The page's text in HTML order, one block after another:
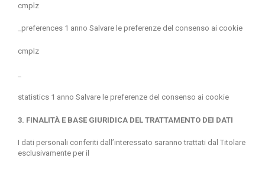
cmplz
_preferences 1 anno Salvare le preferenze del consenso ai cookie
cmplz
statistics 1 anno Salvare le preferenze del consenso ai cookie
3. FINALITÀ E BASE GIURIDICA DEL TRATTAMENTO DEI DATI
I dati personali conferiti dall’interessato saranno trattati dal Titolare
esclusivamente per il